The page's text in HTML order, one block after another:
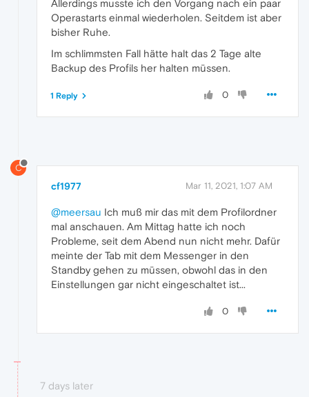
Allerdings musste ich den Vorgang nach ein paar
Operastarts einmal wiederholen. Seitdem ist aber
bisher Ruhe.
Im schlimmsten Fall hätte halt das 2 Tage alte
Backup des Profils her halten müssen.
0
1 Reply
C
cf1977 Mar 11, 2021, 1:07 AM
@meersau Ich muß mir das mit dem Profilordner
mal anschauen. Am Mittag hatte ich noch
Probleme, seit dem Abend nun nicht mehr. Dafür
meinte der Tab mit dem Messenger in den
Standby gehen zu müssen, obwohl das in den
Einstellungen gar nicht eingeschaltet ist...
0
7 days later